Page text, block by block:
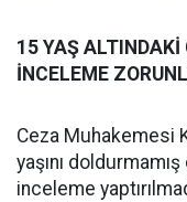
15 YAŞ ALTINDAKİ
İNCELEME
Ceza Muhakemesi
yaşını
inceleme